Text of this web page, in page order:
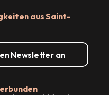
aus Saint-
Newsletter an